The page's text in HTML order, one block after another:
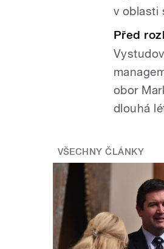
v oblasti
Před
obor
dlouhá
VŠECHNY ČLÁNKY